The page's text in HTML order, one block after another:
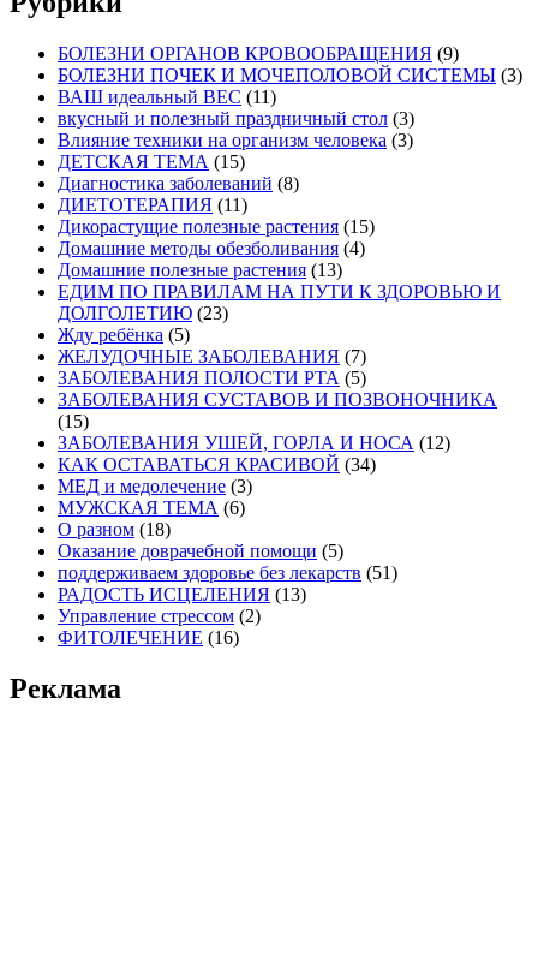
БОЛЕЗНИ ОРГАНОВ КРОВООБРАЩЕНИЯ (9)
БОЛЕЗНИ ПОЧЕК И МОЧЕПОЛОВОЙ СИСТЕМЫ (3)
ВАШ идеальный ВЕС (11)
вкусный и полезный праздничный стол (3)
Влияние техники на организм человека (3)
ДЕТСКАЯ ТЕМА (15)
Диагностика заболеваний (8)
ДИЕТОТЕРАПИЯ (11)
Дикорастущие полезные растения (15)
Домашние методы обезболивания (4)
Домашние полезные растения (13)
ЕДИМ ПО ПРАВИЛАМ НА ПУТИ К ЗДОРОВЬЮ И
ДОЛГОЛЕТИЮ (23)
Жду ребёнка (5)
ЖЕЛУДОЧНЫЕ ЗАБОЛЕВАНИЯ (7)
ЗАБОЛЕВАНИЯ ПОЛОСТИ РТА (5)
ЗАБОЛЕВАНИЯ СУСТАВОВ И ПОЗВОНОЧНИКА
(15)
ЗАБОЛЕВАНИЯ УШЕЙ, ГОРЛА И НОСА (12)
КАК ОСТАВАТЬСЯ КРАСИВОЙ (34)
МЕД и медолечение (3)
МУЖСКАЯ ТЕМА (6)
О разном (18)
Оказание доврачебной помощи (5)
поддерживаем здоровье без лекарств (51)
РАДОСТЬ ИСЦЕЛЕНИЯ (13)
Управление стрессом (2)
ФИТОЛЕЧЕНИЕ (16)
Реклама